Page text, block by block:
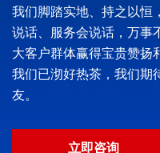
我们脚踏实地、持之以恒
说话、服务会说话，万事
大客户群体赢得宝贵赞扬
我们已沏好热茶，我们期
友。
立即咨询